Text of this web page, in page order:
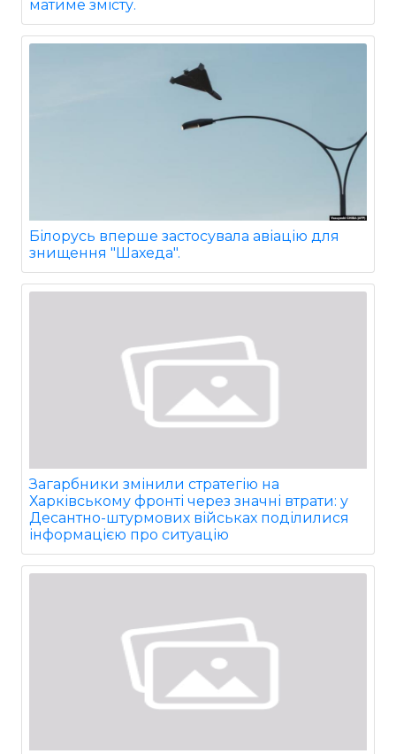
матиме змісту.
Білорусь вперше застосувала авіацію для
знищення "Шахеда".
Загарбники змінили стратегію на
Харківському фронті через значні втрати: у
Десантно-штурмових військах поділилися
інформацією про ситуацію